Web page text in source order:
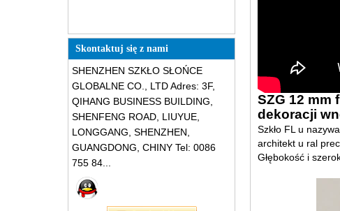
Skontaktuj się z nami
SHENZHEN SZKŁO SŁOŃCE
GLOBALNE CO., LTD Adres: 3F,
QIHANG BUSINESS BUILDING,
SHENFENG ROAD, LIUYUE,
LONGGANG, SHENZHEN,
GUANGDONG, CHINY Tel: 0086
755 84...
SZG 12 mm
dekoracji
Szkło FL u
architekt u ral
Głębokość i